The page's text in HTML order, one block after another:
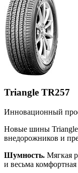
Triangle TR257
Инновационный
Новые шины Triangle
внедорожников и
Шумность. Мягкая
и весьма комфортная